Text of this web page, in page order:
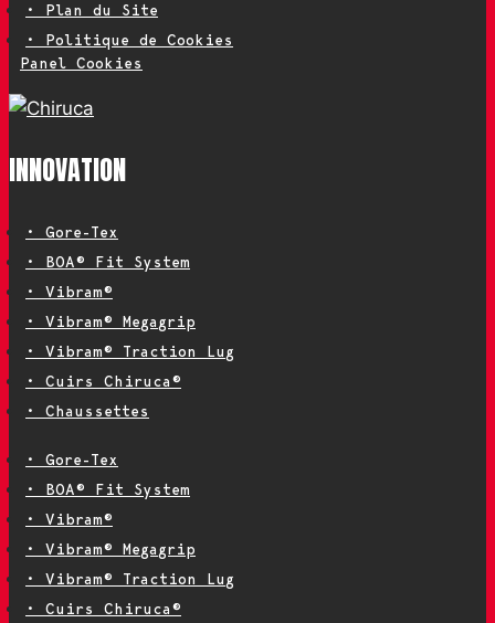
• Plan du Site
• Politique de Cookies
Panel Cookies
INNOVATION
• Gore-Tex
• BOA® Fit System
• Vibram®
• Vibram® Megagrip
• Vibram® Traction Lug
• Cuirs Chiruca®
• Chaussettes
• Gore-Tex
• BOA® Fit System
• Vibram®
• Vibram® Megagrip
• Vibram® Traction Lug
• Cuirs Chiruca®